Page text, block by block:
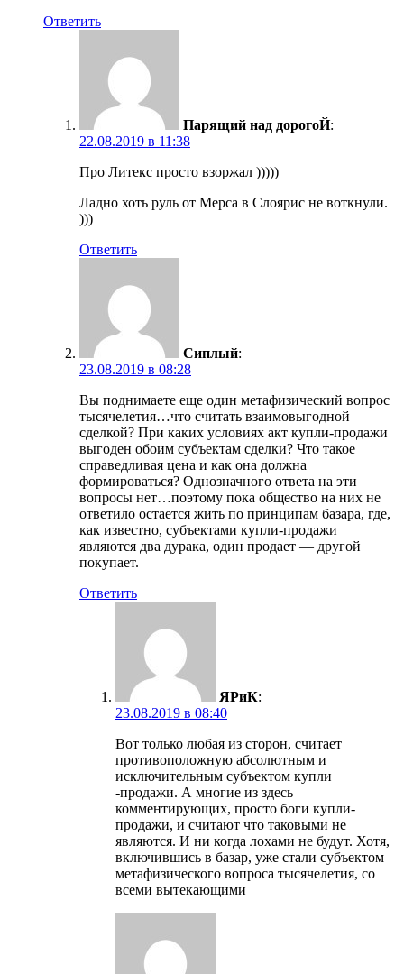
Ответить
Парящий над дорогоЙ:
22.08.2019 в 11:38
Про Литекс просто взоржал )))))
Ладно хоть руль от Мерса в Слоярис не воткнули.
)))
Ответить
Сиплый:
23.08.2019 в 08:28
Вы поднимаете еще один метафизический вопрос
тысячелетия…что считать взаимовыгодной
сделкой? При каких условиях акт купли-продажи
выгоден обоим субъектам сделки? Что такое
справедливая цена и как она должна
формироваться? Однозначного ответа на эти
вопросы нет…поэтому пока общество на них не
ответило остается жить по принципам базара, где,
как известно, субъектами купли-продажи
являются два дурака, один продает — другой
покупает.
Ответить
ЯРиК:
23.08.2019 в 08:40
Вот только любая из сторон, считает
противоположную абсолютным и
исключительным субъектом купли
-продажи. А многие из здесь
комментирующих, просто боги купли-
продажи, и считают что таковыми не
являются. И ни когда лохами не будут. Хотя,
включившись в базар, уже стали субъектом
метафизического вопроса тысячелетия, со
всеми вытекающими